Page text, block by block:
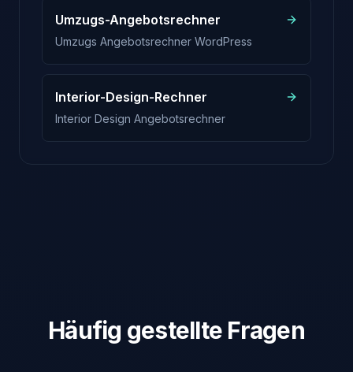
Umzugs-Angebotsrechner
Umzugs Angebotsrechner WordPress
Interior-Design-Rechner
Interior Design Angebotsrechner
Häufig gestellte Fragen